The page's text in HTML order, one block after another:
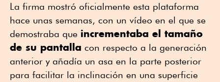
La firma mostró oficialmente esta plataforma
hace unas semanas, con un vídeo en el que se
demostraba que incrementaba el tamaño
de su pantalla con respecto a la generación
anterior y añadía un asa en la parte posterior
para facilitar la inclinación en una superficie